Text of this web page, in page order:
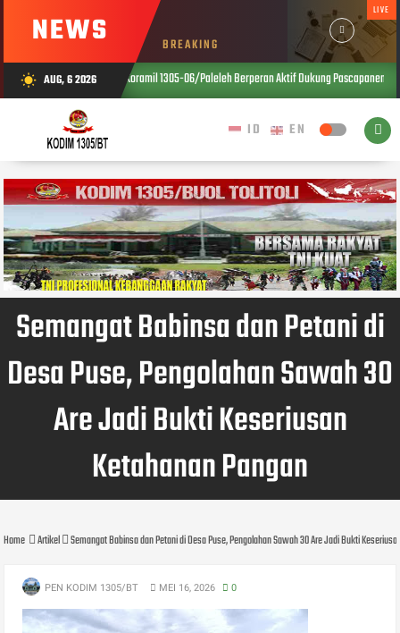
NEWS BREAKING
LIVE
wb_sunny AUG, 6 2026
Babinsa Koramil 1305-06/Paleleh Berperan Aktif Dukung Pascapanen Jagung, Perkuat
Semangat Babinsa dan Petani di
Desa Puse, Pengolahan Sawah 30
Are Jadi Bukti Keseriusan
Ketahanan Pangan
Home Artikel Semangat Babinsa dan Petani di Desa Puse, Pengolahan Sawah 30 Are Jadi Bukti
PEN KODIM 1305/BT MEI 16, 2026 0